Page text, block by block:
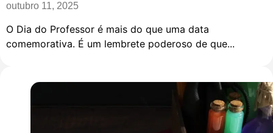
outubro 11, 2025
O Dia do Professor é mais do que uma data
comemorativa. É um lembrete poderoso de que...